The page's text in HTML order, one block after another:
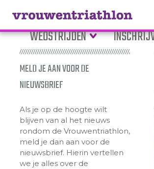
WEDSTRIJDEN
MELD JE AAN VOOR DE
NIEUWSBRIEF
Als je op de hoogte wilt
blijven van al het nieuws
rondom de Vrouwentriathlon,
meld je dan aan voor de
nieuwsbrief. Hierin vertellen
we je alles over de